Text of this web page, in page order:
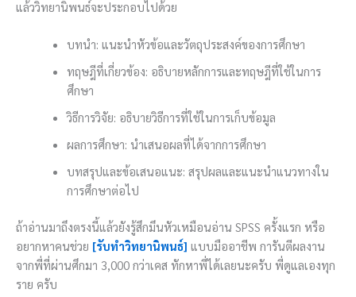
แล้ววิทยานิพนธ์จะประกอบไปด้วย
บทนำ: แนะนำหัวข้อและวัตถุประสงค์ของการศึกษา
ทฤษฎีที่เกี่ยวข้อง: อธิบายหลักการและทฤษฎีที่ใช้ในการ
ศึกษา
วิธีการวิจัย: อธิบายวิธีการที่ใช้ในการเก็บข้อมูล
ผลการศึกษา: นำเสนอผลที่ได้จากการศึกษา
บทสรุปและข้อเสนอแนะ: สรุปผลและแนะนำแนวทางใน
การศึกษาต่อไป
ถ้าอ่านมาถึงตรงนี้แล้วยังรู้สึกมึนหัวเหมือนอ่าน SPSS ครั้งแรก หรือ
อยากหาคนช่วย [รับทำวิทยานิพนธ์] แบบมืออาชีพ การันตีผลงาน
จากพี่ที่ผ่านศึกมา 3,000 กว่าเคส ทักหาพี่ได้เลยนะครับ พี่ดูแลเองทุก
ราย ครับ